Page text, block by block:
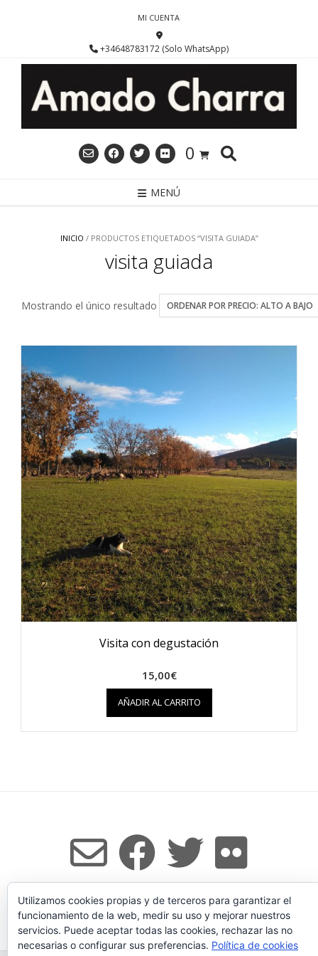
MI CUENTA
+34648783172 (Solo WhatsApp)
0
MENÚ
INICIO / PRODUCTOS ETIQUETADOS “VISITA GUIADA”
visita guiada
Mostrando el único resultado
Visita con degustación
15,00€
AÑADIR AL CARRITO
Tema: Voguede Kaira
Utilizamos cookies propias y de terceros para garantizar el
funcionamiento de la web, medir su uso y mejorar nuestros
servicios. Puede aceptar todas las cookies, rechazar las no
necesarias o configurar sus preferencias. Política de cookies